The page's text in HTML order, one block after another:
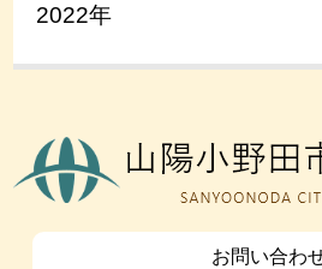
2022年
お問い合わ